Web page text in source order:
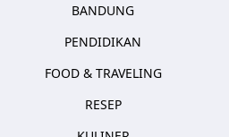
BANDUNG
PENDIDIKAN
FOOD & TRAVELING
RESEP